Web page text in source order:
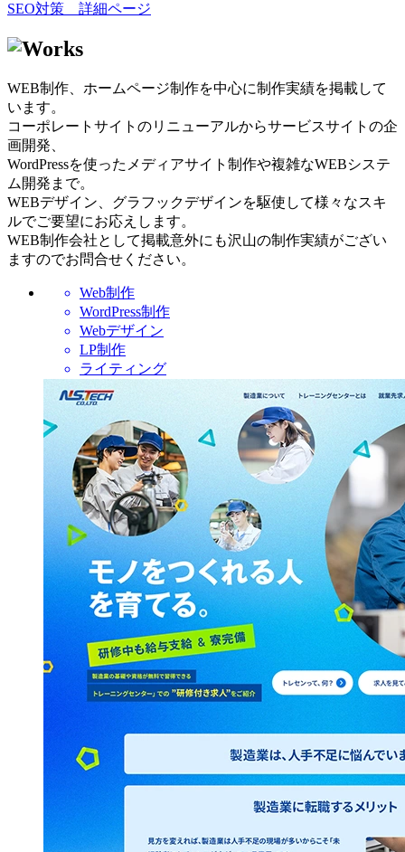
SEO対策 詳細ページ
WEB制作、ホームページ制作を中心に制作実績を掲載して
います。
コーポレートサイトのリニューアルからサービスサイトの企
画開発、
WordPressを使ったメディアサイト制作や複雑なWEBシステ
ム開発まで。
WEBデザイン、グラフックデザインを駆使して様々なスキ
ルでご要望にお応えします。
WEB制作会社として掲載意外にも沢山の制作実績がござい
ますのでお問合せください。
Web制作
WordPress制作
Webデザイン
LP制作
ライティング